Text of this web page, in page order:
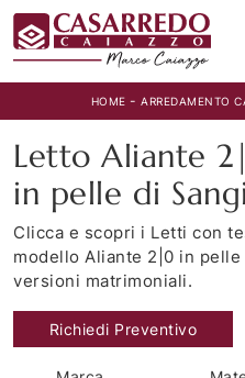
HOME -ARREDAMENTO
Letto Aliante
in pelle di
Clicca e scopri i Letti con
modello Aliante 2|0 in
versioni matrimoniali.
Richiedi Preventivo